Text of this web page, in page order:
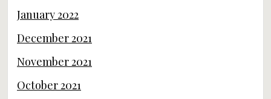
January 2022
December 2021
November 2021
October 2021